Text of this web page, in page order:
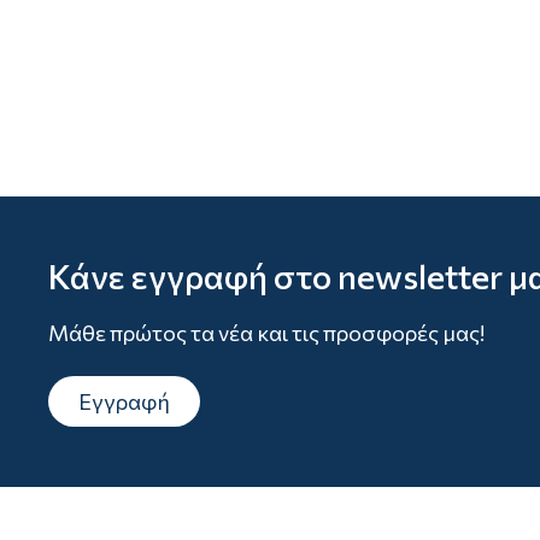
Κάνε εγγραφή στο newsletter
Μάθε πρώτος τα νέα και τις προσφορές μας!
Εγγραφή